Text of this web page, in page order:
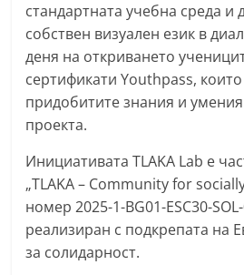
.
i
n
f
o
g
a
l
стандартната учебна среда и
собствен визуален език в
деня на откриването
сертификати Youthpass,
придобитите знания и
проекта.
Инициативата TLAKA Lab е
„TLAKA – Community for
номер 2025-1-BG01-ESC30-
реализиран с подкрепата на
за солидарност.